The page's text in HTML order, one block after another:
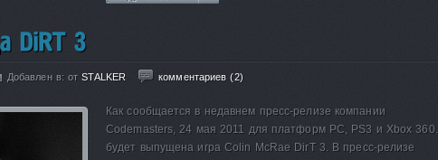
Добавлен в:отSTALKER комментариев (2)
Как сообщается в недавнем пресс-релизе компании
Codemasters, 24 мая 2011 для платформ РС, PS3 и Xbox 360.
будет выпущена игра Colin McRae DirT 3. В пресс-релизе